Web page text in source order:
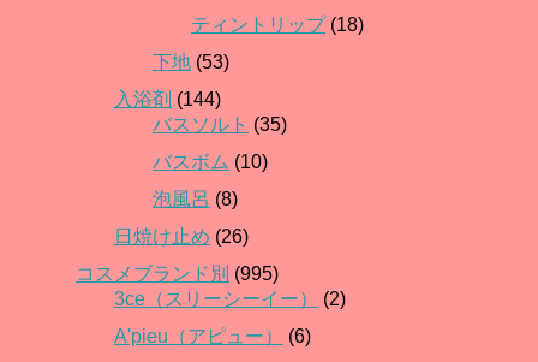
ティントリップ(18)
下地 (53)
入浴剤 (144)
バスソルト (35)
バスボム (10)
泡風呂 (8)
日焼け止め (26)
コスメブランド別 (995)
3ce（スリーシーイー）
(2)
A'pieu（アピュー）
(6)